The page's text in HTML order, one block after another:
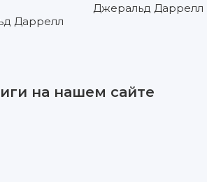
Даррелл
Джеральд Даррелл
на нашем сайте